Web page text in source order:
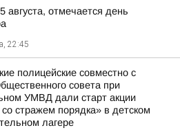
августа, отмечается день
22:45
полицейские совместно с
совета при
УМВД дали старт акции
стражем порядка» в детском
лагере